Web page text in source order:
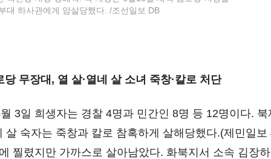
대 하사관에게 암살당했다. /조선일보 DB
·열네 살 소녀 죽창·칼로 처단
3일 희생자는 경찰 4명과 민간인 8명 등 12명이다.
숙자는 죽창과 칼로 참혹하게 살해당했다.(제민일보
찔렸지만 가까스로 살아남았다. 화북지서 소속 김장